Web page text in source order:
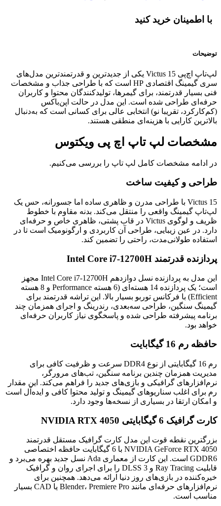
با اطمینان خرید کنید
توضیحات
لپ‌تاپ اچ‌پی Victus 15 یکی از جدیدترین و قدرتمندترین مدل‌های
سری گیمینگ اقتصادی HP است که با طراحی جذاب و مشخصات
فنی بسیار قدرتمند، برای گیمرها، تولیدکنندگان محتوا و کاربران
حرفه‌ای طراحی شده است. این مدل در حالت اپن‌باکس
(کم‌کارکرد، تقریبا نو) انتخابی عالی برای کسانی است که به‌دنبال
بالاترین کارایی با هزینه‌ای منطقی هستند.
مشخصات لپ تاپ اچ پی ویکتوس
در ادامه مشخصات کامل لپ تاپ را بررسی می‌کنیم.
طراحی و کیفیت ساخت
Victus 15 با طراحی مدرن و ظاهری ساده اما جسورانه، حس یک
لپ‌تاپ گیمینگ واقعی را منتقل می‌کند. بدنه مقاوم با خطوط
ظریف و لوگوی Victus در قاب پشتی، ظاهری خاص و حرفه‌ای
دارد. در عین زیبایی، طراحی آن کاربردی و ارگونومیک است تا در
استفاده طولانی‌مدت، راحتی را تضمین کند.
پردازنده قدرتمند Intel Core i7-12700H
این مدل به پردازنده نسل دوازدهم Intel Core i7-12700H مجهز
است؛ یک پردازنده 14 هسته‌ای (6 هسته Performance و 8 هسته
Efficient) با فرکانس توربو بسیار بالا. این تراشه قدرتمند برای
گیمینگ سنگین، طراحی سه‌بعدی، رندرینگ و اجرای همزمان چند
برنامه پیشرفته طراحی شده و پاسخگوی نیاز کاربران حرفه‌ای
خواهد بود.
حافظه رم 16 گیگابایت
رم 16 گیگابایتی از نوع DDR4 سرعت و ظرفیت کافی برای
مدیریت همزمان چندین برنامه سنگین، تب‌های مرورگر،
نرم‌افزارهای گرافیکی و بازی‌های جدید را فراهم می‌کند. این مقدار
رم برای اغلب سناریوهای گیمینگ و تولید محتوا کافی و ایده‌آل است
و امکان ارتقا در بسیاری از نسخه‌ها وجود دارد.
کارت گرافیک 6 گیگابایتی NVIDIA RTX 4050
بزرگترین نقطه قوت این مدل کارت گرافیک مستقل قدرتمند
NVIDIA GeForce RTX 4050 با 6 گیگابایت حافظه اختصاصی
GDDR6 است. این کارت از معماری Ada نسل جدید بهره می‌برد و
قابلیت Ray Tracing و DLSS 3 را برای اجرای روان و گرافیک
خیره‌کننده در بازی‌های روز دنیا ارائه می‌دهد. همچنین برای
نرم‌افزارهای حرفه‌ای مانند Blender، Premiere Pro یا CAD بسیار
مناسب است.